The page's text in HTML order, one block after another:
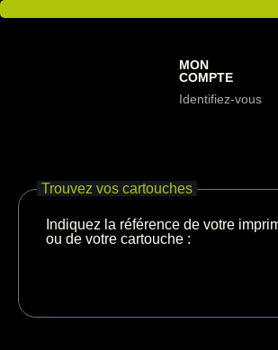
MON
COMPTE
Identifiez-vous
Trouvez vos cartouches
Indiquez la référence de votre
ou de votre cartouche :